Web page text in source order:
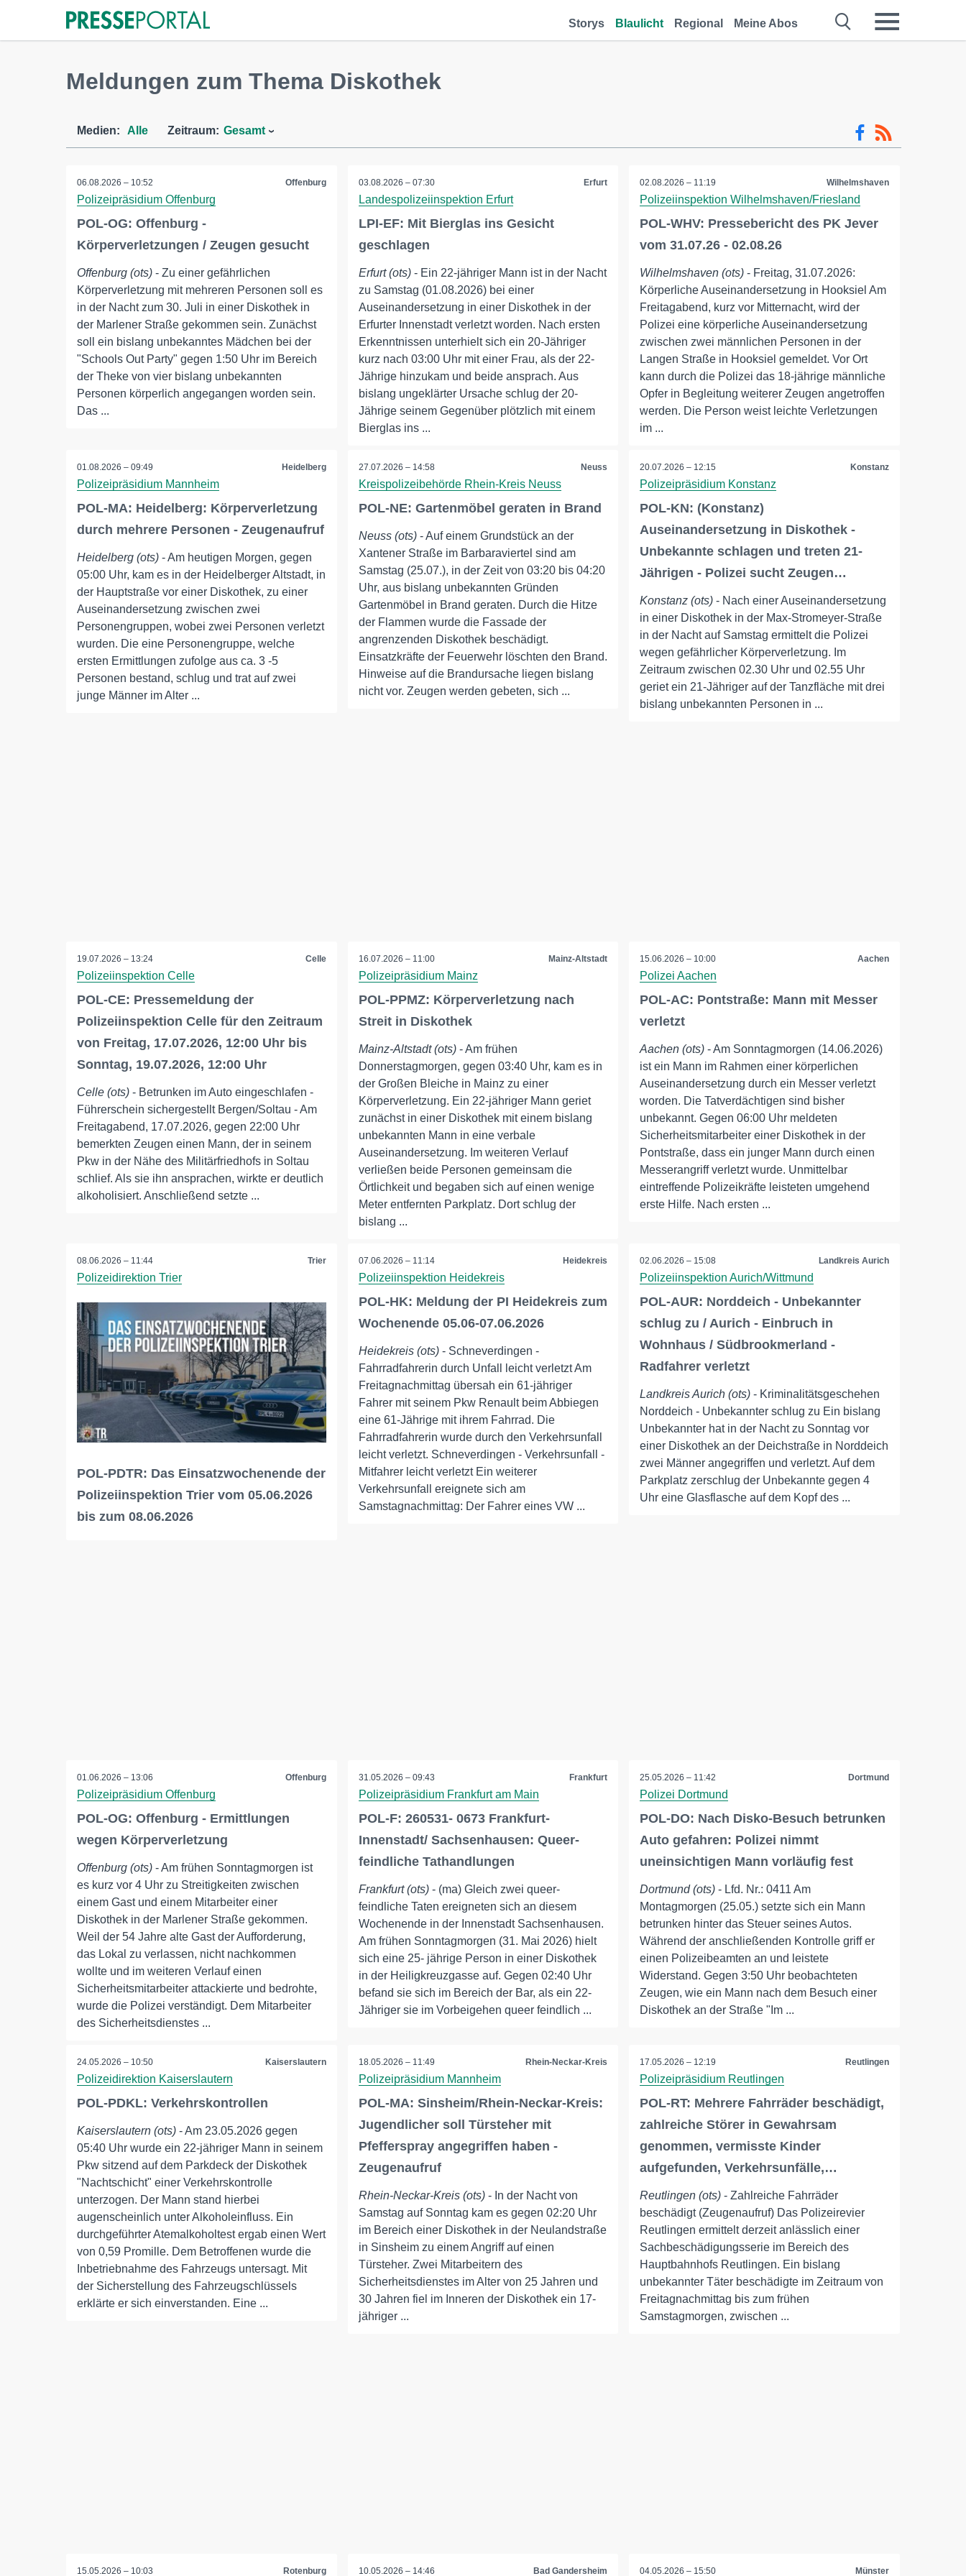
Storys Blaulicht Regional Meine Abos
Meldungen zum Thema Diskothek
Medien: Alle Zeitraum: Gesamt
06.08.2026 – 10:52 Offenburg
Polizeipräsidium Offenburg
POL-OG: Offenburg -
Körperverletzungen / Zeugen gesucht
Offenburg (ots) - Zu einer gefährlichen
Körperverletzung mit mehreren Personen soll es
in der Nacht zum 30. Juli in einer Diskothek in
der Marlener Straße gekommen sein. Zunächst
soll ein bislang unbekanntes Mädchen bei der
"Schools Out Party" gegen 1:50 Uhr im Bereich
der Theke von vier bislang unbekannten
Personen körperlich angegangen worden sein.
Das ...
03.08.2026 – 07:30 Erfurt
Landespolizeiinspektion Erfurt
LPI-EF: Mit Bierglas ins Gesicht
geschlagen
Erfurt (ots)- Ein 22-jähriger Mann ist in der Nacht
zu Samstag (01.08.2026) bei einer
Auseinandersetzung in einer Diskothek in der
Erfurter Innenstadt verletzt worden. Nach ersten
Erkenntnissen unterhielt sich ein 20-Jähriger
kurz nach 03:00 Uhr mit einer Frau, als der 22-
Jährige hinzukam und beide ansprach. Aus
bislang ungeklärter Ursache schlug der 20-
Jährige seinem Gegenüber plötzlich mit einem
Bierglas ins ...
02.08.2026 – 11:19 Wilhelmshaven
Polizeiinspektion Wilhelmshaven/Friesland
POL-WHV: Pressebericht des PK Jever
vom 31.07.26 - 02.08.26
Wilhelmshaven (ots) - Freitag, 31.07.2026:
Körperliche Auseinandersetzung in Hooksiel Am
Freitagabend, kurz vor Mitternacht, wird der
Polizei eine körperliche Auseinandersetzung
zwischen zwei männlichen Personen in der
Langen Straße in Hooksiel gemeldet. Vor Ort
kann durch die Polizei das 18-jährige männliche
Opfer in Begleitung weiterer Zeugen angetroffen
werden. Die Person weist leichte Verletzungen
im ...
01.08.2026 – 09:49 Heidelberg
Polizeipräsidium Mannheim
POL-MA: Heidelberg: Körperverletzung
durch mehrere Personen - Zeugenaufruf
Heidelberg (ots) - Am heutigen Morgen, gegen
05:00 Uhr, kam es in der Heidelberger Altstadt, in
der Hauptstraße vor einer Diskothek, zu einer
Auseinandersetzung zwischen zwei
Personengruppen, wobei zwei Personen verletzt
wurden. Die eine Personengruppe, welche
ersten Ermittlungen zufolge aus ca. 3 -5
Personen bestand, schlug und trat auf zwei
junge Männer im Alter ...
27.07.2026 – 14:58 Neuss
Kreispolizeibehörde Rhein-Kreis Neuss
POL-NE: Gartenmöbel geraten in Brand
Neuss (ots)- Auf einem Grundstück an der
Xantener Straße im Barbaraviertel sind am
Samstag (25.07.), in der Zeit von 03:20 bis 04:20
Uhr, aus bislang unbekannten Gründen
Gartenmöbel in Brand geraten. Durch die Hitze
der Flammen wurde die Fassade der
angrenzenden Diskothek beschädigt.
Einsatzkräfte der Feuerwehr löschten den Brand.
Hinweise auf die Brandursache liegen bislang
nicht vor. Zeugen werden gebeten, sich ...
20.07.2026 – 12:15 Konstanz
Polizeipräsidium Konstanz
POL-KN: (Konstanz)
Auseinandersetzung in Diskothek -
Unbekannte schlagen und treten 21-
Jährigen - Polizei sucht Zeugen…
Konstanz (ots) - Nach einer Auseinandersetzung
in einer Diskothek in der Max-Stromeyer-Straße
in der Nacht auf Samstag ermittelt die Polizei
wegen gefährlicher Körperverletzung. Im
Zeitraum zwischen 02.30 Uhr und 02.55 Uhr
geriet ein 21-Jähriger auf der Tanzfläche mit drei
bislang unbekannten Personen in ...
19.07.2026 – 13:24 Celle
Polizeiinspektion Celle
POL-CE: Pressemeldung der
Polizeiinspektion Celle für den Zeitraum
von Freitag, 17.07.2026, 12:00 Uhr bis
Sonntag, 19.07.2026, 12:00 Uhr
Celle (ots) - Betrunken im Auto eingeschlafen -
Führerschein sichergestellt Bergen/Soltau - Am
Freitagabend, 17.07.2026, gegen 22:00 Uhr
bemerkten Zeugen einen Mann, der in seinem
Pkw in der Nähe des Militärfriedhofs in Soltau
schlief. Als sie ihn ansprachen, wirkte er deutlich
alkoholisiert. Anschließend setzte ...
16.07.2026 – 11:00 Mainz-Altstadt
Polizeipräsidium Mainz
POL-PPMZ: Körperverletzung nach
Streit in Diskothek
Mainz-Altstadt (ots)- Am frühen
Donnerstagmorgen, gegen 03:40 Uhr, kam es in
der Großen Bleiche in Mainz zu einer
Körperverletzung. Ein 22-jähriger Mann geriet
zunächst in einer Diskothek mit einem bislang
unbekannten Mann in eine verbale
Auseinandersetzung. Im weiteren Verlauf
verließen beide Personen gemeinsam die
Örtlichkeit und begaben sich auf einen wenige
Meter entfernten Parkplatz. Dort schlug der
bislang ...
15.06.2026 – 10:00 Aachen
Polizei Aachen
POL-AC: Pontstraße: Mann mit Messer
verletzt
Aachen (ots) - Am Sonntagmorgen (14.06.2026)
ist ein Mann im Rahmen einer körperlichen
Auseinandersetzung durch ein Messer verletzt
worden. Die Tatverdächtigen sind bisher
unbekannt. Gegen 06:00 Uhr meldeten
Sicherheitsmitarbeiter einer Diskothek in der
Pontstraße, dass ein junger Mann durch einen
Messerangriff verletzt wurde. Unmittelbar
eintreffende Polizeikräfte leisteten umgehend
erste Hilfe. Nach ersten ...
08.06.2026 – 11:44 Trier
Polizeidirektion Trier
POL-PDTR: Das Einsatzwochenende der
Polizeiinspektion Trier vom 05.06.2026
bis zum 08.06.2026
07.06.2026 – 11:14 Heidekreis
Polizeiinspektion Heidekreis
POL-HK: Meldung der PI Heidekreis zum
Wochenende 05.06-07.06.2026
Heidekreis (ots)- Schneverdingen -
Fahrradfahrerin durch Unfall leicht verletzt Am
Freitagnachmittag übersah ein 61-jähriger
Fahrer mit seinem Pkw Renault beim Abbiegen
eine 61-Jährige mit ihrem Fahrrad. Die
Fahrradfahrerin wurde durch den Verkehrsunfall
leicht verletzt. Schneverdingen - Verkehrsunfall -
Mitfahrer leicht verletzt Ein weiterer
Verkehrsunfall ereignete sich am
Samstagnachmittag: Der Fahrer eines VW ...
02.06.2026 – 15:08 Landkreis Aurich
Polizeiinspektion Aurich/Wittmund
POL-AUR: Norddeich - Unbekannter
schlug zu / Aurich - Einbruch in
Wohnhaus / Südbrookmerland -
Radfahrer verletzt
Landkreis Aurich (ots) - Kriminalitätsgeschehen
Norddeich - Unbekannter schlug zu Ein bislang
Unbekannter hat in der Nacht zu Sonntag vor
einer Diskothek an der Deichstraße in Norddeich
zwei Männer angegriffen und verletzt. Auf dem
Parkplatz zerschlug der Unbekannte gegen 4
Uhr eine Glasflasche auf dem Kopf des ...
01.06.2026 – 13:06 Offenburg
Polizeipräsidium Offenburg
POL-OG: Offenburg - Ermittlungen
wegen Körperverletzung
Offenburg (ots) - Am frühen Sonntagmorgen ist
es kurz vor 4 Uhr zu Streitigkeiten zwischen
einem Gast und einem Mitarbeiter einer
Diskothek in der Marlener Straße gekommen.
Weil der 54 Jahre alte Gast der Aufforderung,
das Lokal zu verlassen, nicht nachkommen
wollte und im weiteren Verlauf einen
Sicherheitsmitarbeiter attackierte und bedrohte,
wurde die Polizei verständigt. Dem Mitarbeiter
des Sicherheitsdienstes ...
31.05.2026 – 09:43 Frankfurt
Polizeipräsidium Frankfurt am Main
POL-F: 260531- 0673 Frankfurt-
Innenstadt/ Sachsenhausen: Queer-
feindliche Tathandlungen
Frankfurt (ots)- (ma) Gleich zwei queer-
feindliche Taten ereigneten sich an diesem
Wochenende in der Innenstadt Sachsenhausen.
Am frühen Sonntagmorgen (31. Mai 2026) hielt
sich eine 25- jährige Person in einer Diskothek
in der Heiligkreuzgasse auf. Gegen 02:40 Uhr
befand sie sich im Bereich der Bar, als ein 22-
Jähriger sie im Vorbeigehen queer feindlich ...
25.05.2026 – 11:42 Dortmund
Polizei Dortmund
POL-DO: Nach Disko-Besuch betrunken
Auto gefahren: Polizei nimmt
uneinsichtigen Mann vorläufig fest
Dortmund (ots) - Lfd. Nr.: 0411 Am
Montagmorgen (25.05.) setzte sich ein Mann
betrunken hinter das Steuer seines Autos.
Während der anschließenden Kontrolle griff er
einen Polizeibeamten an und leistete
Widerstand. Gegen 3:50 Uhr beobachteten
Zeugen, wie ein Mann nach dem Besuch einer
Diskothek an der Straße "Im ...
24.05.2026 – 10:50 Kaiserslautern
Polizeidirektion Kaiserslautern
POL-PDKL: Verkehrskontrollen
Kaiserslautern (ots) - Am 23.05.2026 gegen
05:40 Uhr wurde ein 22-jähriger Mann in seinem
Pkw sitzend auf dem Parkdeck der Diskothek
"Nachtschicht" einer Verkehrskontrolle
unterzogen. Der Mann stand hierbei
augenscheinlich unter Alkoholeinfluss. Ein
durchgeführter Atemalkoholtest ergab einen Wert
von 0,59 Promille. Dem Betroffenen wurde die
Inbetriebnahme des Fahrzeugs untersagt. Mit
der Sicherstellung des Fahrzeugschlüssels
erklärte er sich einverstanden. Eine ...
18.05.2026 – 11:49 Rhein-Neckar-Kreis
Polizeipräsidium Mannheim
POL-MA: Sinsheim/Rhein-Neckar-Kreis:
Jugendlicher soll Türsteher mit
Pfefferspray angegriffen haben -
Zeugenaufruf
Rhein-Neckar-Kreis (ots)- In der Nacht von
Samstag auf Sonntag kam es gegen 02:20 Uhr
im Bereich einer Diskothek in der Neulandstraße
in Sinsheim zu einem Angriff auf einen
Türsteher. Zwei Mitarbeitern des
Sicherheitsdienstes im Alter von 25 Jahren und
30 Jahren fiel im Inneren der Diskothek ein 17-
jähriger ...
17.05.2026 – 12:19 Reutlingen
Polizeipräsidium Reutlingen
POL-RT: Mehrere Fahrräder beschädigt,
zahlreiche Störer in Gewahrsam
genommen, vermisste Kinder
aufgefunden, Verkehrsunfälle,…
Reutlingen (ots) - Zahlreiche Fahrräder
beschädigt (Zeugenaufruf) Das Polizeirevier
Reutlingen ermittelt derzeit anlässlich einer
Sachbeschädigungsserie im Bereich des
Hauptbahnhofs Reutlingen. Ein bislang
unbekannter Täter beschädigte im Zeitraum von
Freitagnachmittag bis zum frühen
Samstagmorgen, zwischen ...
15.05.2026 – 10:03 Rotenburg 10.05.2026 – 14:46 Bad Gandersheim 04.05.2026 – 15:50 Münster